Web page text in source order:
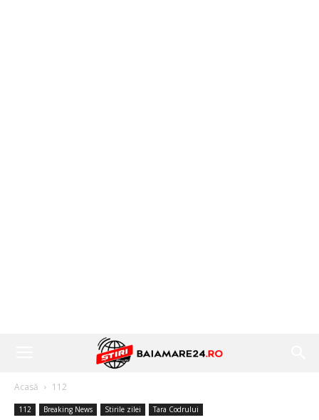
Acasă 112
112 Breaking News Stirile zilei Tara Codrului